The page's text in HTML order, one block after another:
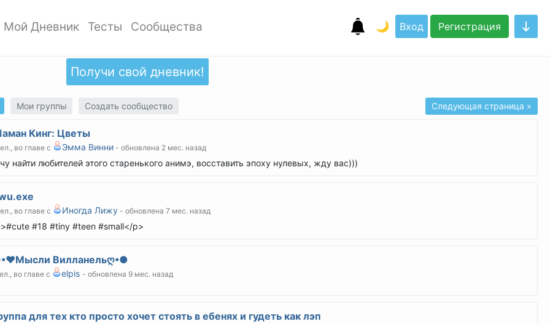
Мой Дневник
Добавить запись
Дизайн дневника
Обзор записей
Тесты
Добавить тест
Популярные тесты
Новые тесты
Сообщества
Создать сообщество
Обзор сообществ
🌙 Вход Регистрация
Получи свой дневник!
Мои группы Создать сообщество Следующая страница »
Кинг: Цветы
во главе с Эмма Винни - обновлена 2 мес. назад
найти любителей этого старенького анимэ, восставить эпоху нулевых, жду вас)))
во главе с Иногда Лижу - обновлена 7 мес. назад
#18 #tiny #teen #small</p>
Вилланельღ•●
во главе с еlpis - обновлена 9 мес. назад
для тех кто просто хочет стоять в ебенях и гудеть как лэп